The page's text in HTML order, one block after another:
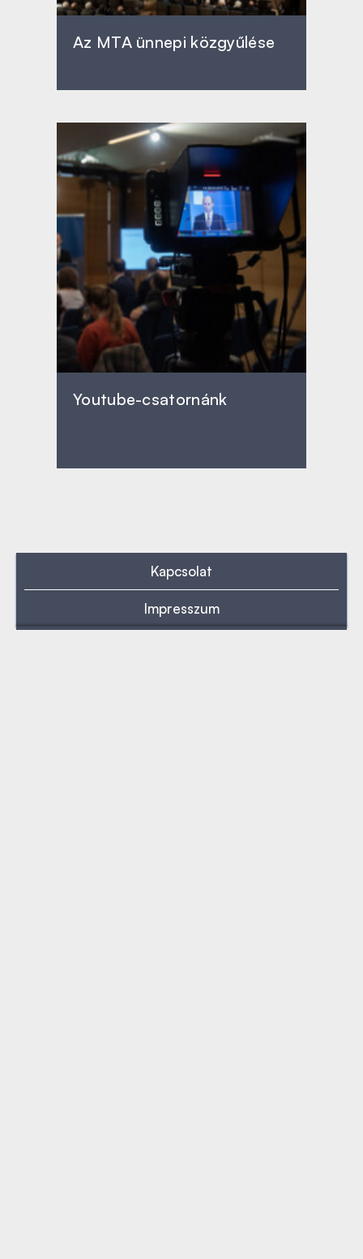
Az MTA ünnepi közgyűlése
Youtube-csatornánk
Kapcsolat
Impresszum